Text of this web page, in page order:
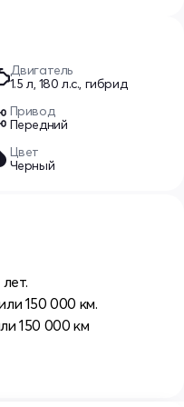
Двигатель
1.5 л, 180 л.с., гибрид
Привод
Передний
Цвет
Черный
150 000 км.
150 000 км